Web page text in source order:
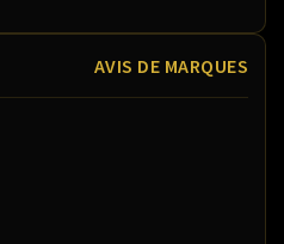
AVIS DE MARQUES